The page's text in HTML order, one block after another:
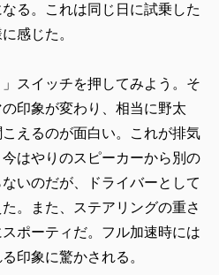
る。これは同じ日に試乗した
感じた。
スイッチを押してみよう。そ
印象が変わり、相当に野太
えるのが面白い。これが排気
はやりのスピーカーから別の
いのだが、ドライバーとして
。また、ステアリングの重さ
ポーティだ。フル加速時には
印象に驚かされる。